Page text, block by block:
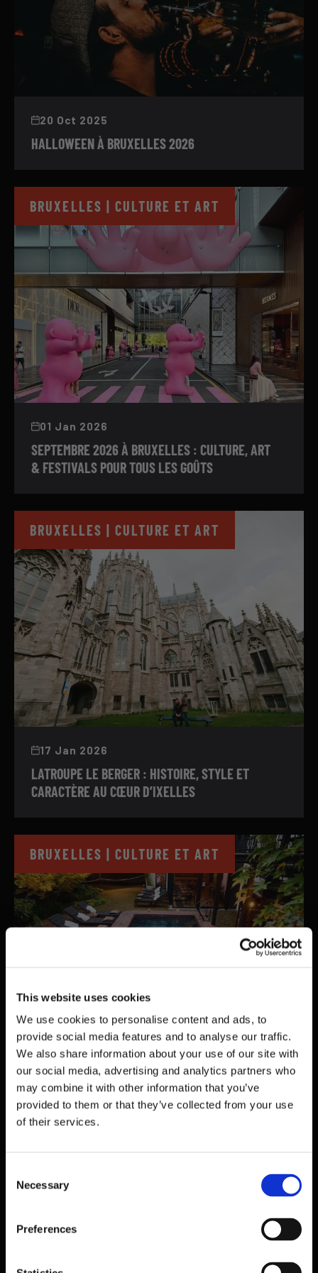
This website uses cookies
We use cookies to personalise content and ads, to
provide social media features and to analyse our traffic.
We also share information about your use of our site with
our social media, advertising and analytics partners who
may combine it with other information that you’ve
provided to them or that they’ve collected from your use
of their services.
Selection
Necessary
Preferences
20 Oct 2025
HALLOWEEN À BRUXELLES 2026
BRUXELLES | CULTURE ET ART
01 Jan 2026
SEPTEMBRE 2026 À BRUXELLES : CULTURE, ART
& FESTIVALS POUR TOUS LES GOÛTS
BRUXELLES | CULTURE ET ART
17 Jan 2026
LATROUPE LE BERGER : HISTOIRE, STYLE ET
CARACTÈRE AU CŒUR D’IXELLES
BRUXELLES | CULTURE ET ART
06 Jan 2026
LATROUPE JARDIN SECRET : UNE OASIS CACHÉE
AU CŒUR DE BRUXELLES